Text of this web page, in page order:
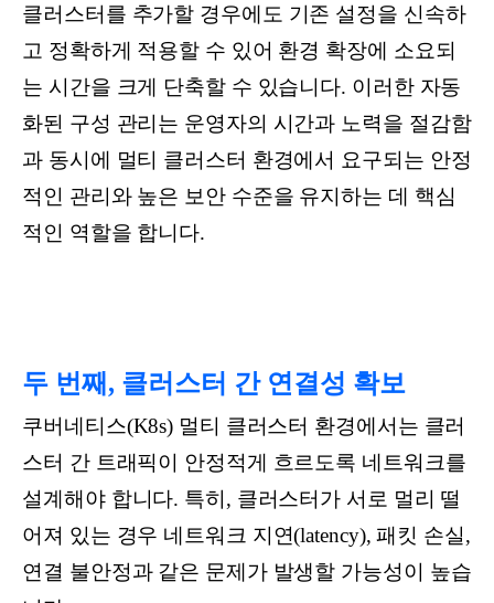
클러스터를 추가할 경우에도 기존 설정을 신속하
고 정확하게 적용할 수 있어 환경 확장에 소요되
는 시간을 크게 단축할 수 있습니다. 이러한 자동
화된 구성 관리는 운영자의 시간과 노력을 절감함
과 동시에 멀티 클러스터 환경에서 요구되는 안정
적인 관리와 높은 보안 수준을 유지하는 데 핵심
적인 역할을 합니다.
두 번째, 클러스터 간 연결성 확보
쿠버네티스(K8s) 멀티 클러스터 환경에서는 클러
스터 간 트래픽이 안정적게 흐르도록 네트워크를
설계해야 합니다. 특히, 클러스터가 서로 멀리 떨
어져 있는 경우 네트워크 지연(latency), 패킷 손실,
연결 불안정과 같은 문제가 발생할 가능성이 높습